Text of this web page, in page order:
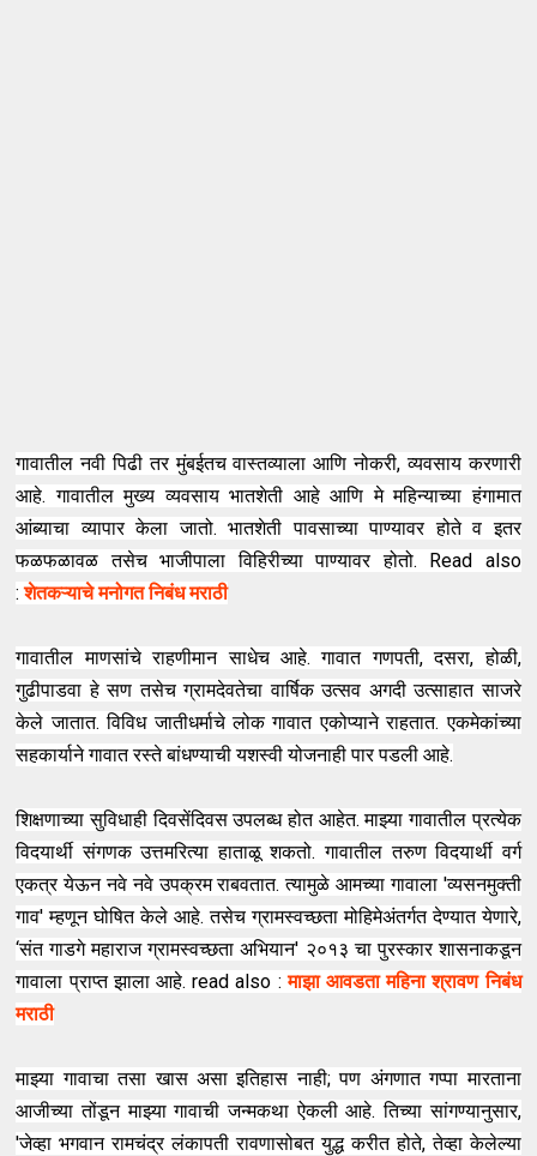
गावातील नवी पिढी तर मुंबईतच वास्तव्याला आणि नोकरी, व्यवसाय करणारी
आहे. गावातील मुख्य व्यवसाय भातशेती आहे आणि मे महिन्याच्या हंगामात
आंब्याचा व्यापार केला जातो. भातशेती पावसाच्या पाण्यावर होते व इतर
फळफळावळ तसेच भाजीपाला विहिरीच्या पाण्यावर होतो. Read also
:शेतकऱ्याचे मनोगत निबंध मराठी
गावातील माणसांचे राहणीमान साधेच आहे. गावात गणपती, दसरा, होळी,
गुढीपाडवा हे सण तसेच ग्रामदेवतेचा वार्षिक उत्सव अगदी उत्साहात साजरे
केले जातात. विविध जातीधर्माचे लोक गावात एकोप्याने राहतात. एकमेकांच्या
सहकार्याने गावात रस्ते बांधण्याची यशस्वी योजनाही पार पडली आहे.
शिक्षणाच्या सुविधाही दिवसेंदिवस उपलब्ध होत आहेत. माझ्या गावातील प्रत्येक
विदयार्थी संगणक उत्तमरित्या हाताळू शकतो. गावातील तरुण विदयार्थी वर्ग
एकत्र येऊन नवे नवे उपक्रम राबवतात. त्यामुळे आमच्या गावाला 'व्यसनमुक्ती
गाव' म्हणून घोषित केले आहे. तसेच ग्रामस्वच्छता मोहिमेअंतर्गत देण्यात येणारे,
‘संत गाडगे महाराज ग्रामस्वच्छता अभियान' २०१३ चा पुरस्कार शासनाकडून
गावाला प्राप्त झाला आहे. read also :माझा आवडता महिना श्रावण निबंध
मराठी
माझ्या गावाचा तसा खास असा इतिहास नाही; पण अंगणात गप्पा मारताना
आजीच्या तोंडून माझ्या गावाची जन्मकथा ऐकली आहे. तिच्या सांगण्यानुसार,
'जेव्हा भगवान रामचंद्र लंकापती रावणासोबत युद्ध करीत होते, तेव्हा केलेल्या